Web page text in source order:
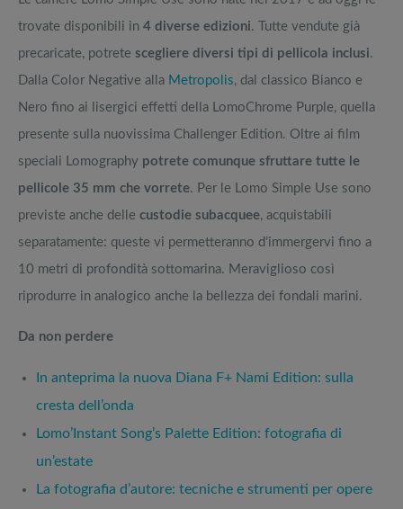
trovate disponibili in 4 diverse edizioni. Tutte vendute già
precaricate, potrete scegliere diversi tipi di pellicola inclusi.
Dalla Color Negative alla Metropolis, dal classico Bianco e
Nero fino ai lisergici effetti della LomoChrome Purple, quella
presente sulla nuovissima Challenger Edition. Oltre ai film
speciali Lomography potrete comunque sfruttare tutte le
pellicole 35 mm che vorrete. Per le Lomo Simple Use sono
previste anche delle custodie subacquee, acquistabili
separatamente: queste vi permetteranno d’immergervi fino a
10 metri di profondità sottomarina. Meraviglioso così
riprodurre in analogico anche la bellezza dei fondali marini.
Da non perdere
In anteprima la nuova Diana F+ Nami Edition: sulla
cresta dell’onda
Lomo’Instant Song’s Palette Edition: fotografia di
un’estate
La fotografia d’autore: tecniche e strumenti per opere